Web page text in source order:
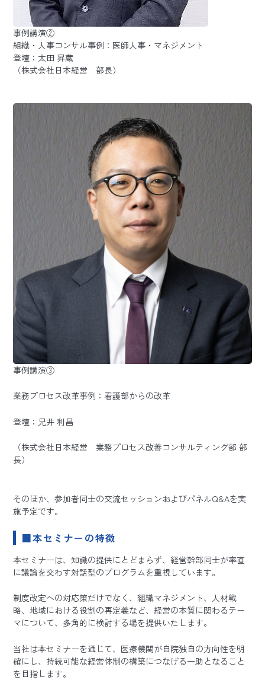
事例講演②
組織・人事コンサル事例：医師人事・マネジメント
登壇：太田 昇蔵
（株式会社日本経営 部長）
事例講演③
業務プロセス改革事例：看護部からの改革
登壇：兄井 利昌
（株式会社日本経営 業務プロセス改善コンサルティング部 部
長）
そのほか、参加者同士の交流セッションおよびパネルQ&Aを実
施予定です。
■本セミナーの特徴
本セミナーは、知識の提供にとどまらず、経営幹部同士が率直
に議論を交わす対話型のプログラムを重視しています。
制度改定への対応策だけでなく、組織マネジメント、人材戦
略、地域における役割の再定義など、経営の本質に関わるテー
マについて、多角的に検討する場を提供いたします。
当社は本セミナーを通じて、医療機関が自院独自の方向性を明
確にし、持続可能な経営体制の構築につなげる一助となること
を目指します。